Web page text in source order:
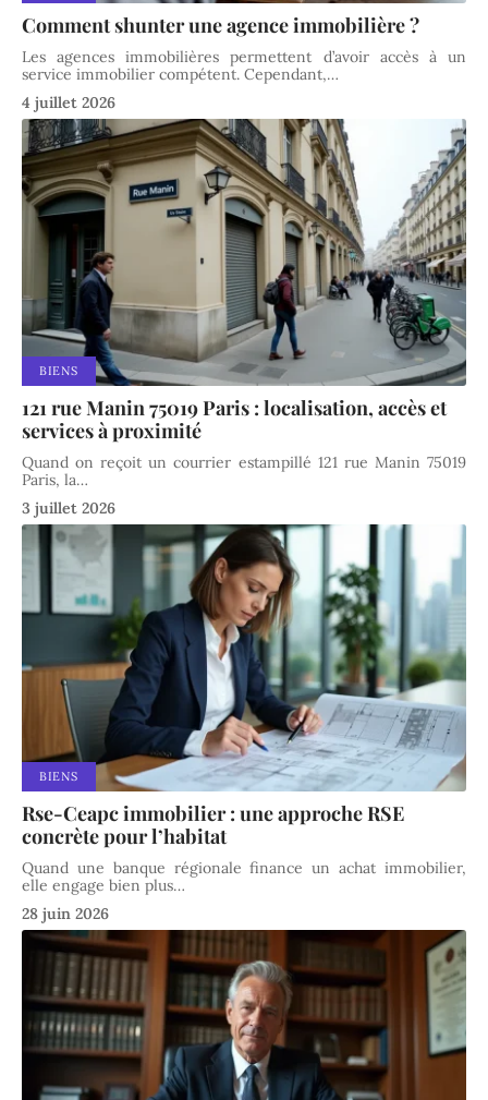
Comment shunter une agence immobilière ?
Les agences immobilières permettent d’avoir accès à un
service immobilier compétent. Cependant,…
4 juillet 2026
BIENS
121 rue Manin 75019 Paris : localisation, accès et
services à proximité
Quand on reçoit un courrier estampillé 121 rue Manin 75019
Paris, la…
3 juillet 2026
BIENS
Rse-Ceapc immobilier : une approche RSE
concrète pour l’habitat
Quand une banque régionale finance un achat immobilier,
elle engage bien plus…
28 juin 2026